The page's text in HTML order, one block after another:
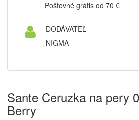
Poštovné grátis od 70 €
DODÁVATEĽ
NIGMA
Sante Ceruzka na pery
Berry